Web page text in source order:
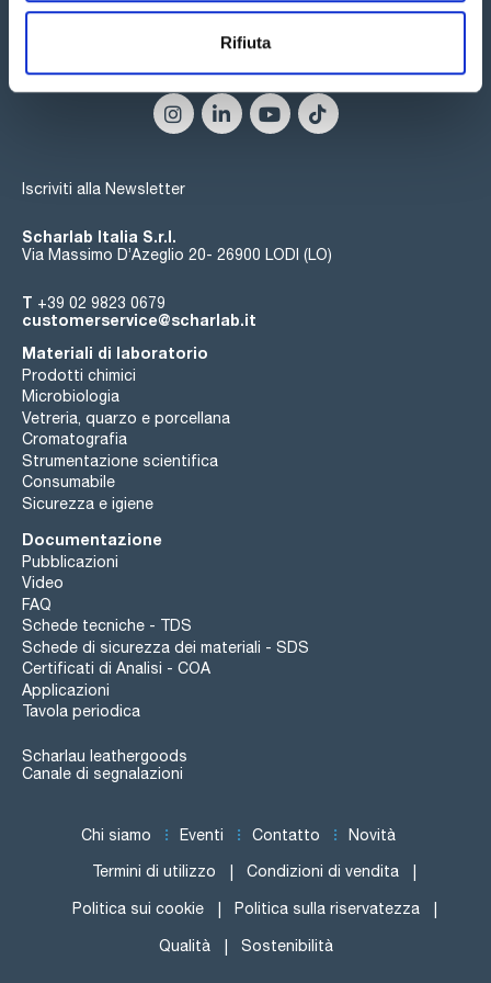
Rifiuta
Iscriviti alla Newsletter
Scharlab Italia S.r.l.
Via Massimo D’Azeglio 20- 26900 LODI (LO)
T +39 02 9823 0679
customerservice@scharlab.it
Materiali di laboratorio
Prodotti chimici
Microbiologia
Vetreria, quarzo e porcellana
Cromatografia
Strumentazione scientifica
Consumabile
Sicurezza e igiene
Documentazione
Pubblicazioni
Video
FAQ
Schede tecniche - TDS
Schede di sicurezza dei materiali - SDS
Certificati di Analisi - COA
Applicazioni
Tavola periodica
Scharlau leathergoods
Canale di segnalazioni
Chi siamo Eventi Contatto Novità
Termini di utilizzo Condizioni di vendita
Politica sui cookie Politica sulla riservatezza
Qualità Sostenibilità